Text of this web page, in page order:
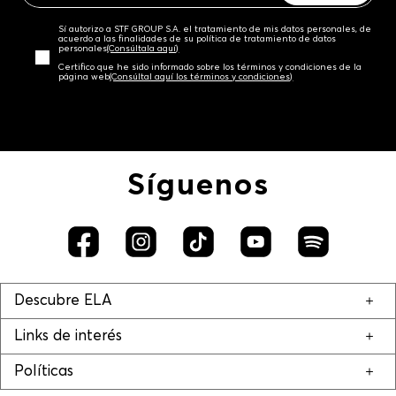
Sí autorizo a STF GROUP S.A. el tratamiento de mis datos personales, de
acuerdo a las finalidades de su política de tratamiento de datos
personales‎(Consúltala aquí)
Certifico que he sido informado sobre los términos y condiciones de la
página web‎(Consúltal aquí los términos y condiciones)
Síguenos
Descubre ELA
Links de interés
Políticas